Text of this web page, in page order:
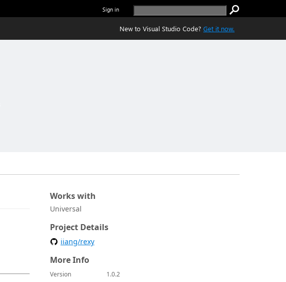
Sign in
New to Visual Studio Code? Get it now.
Works with
Universal
Project Details
iiang/rexy
More Info
Version
1.0.2